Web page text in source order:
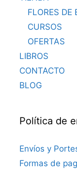
FLORES DE
CURSOS
OFERTAS
LIBROS
CONTACTO
BLOG
Política de
Envíos y
Formas de